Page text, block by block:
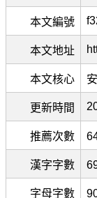
本文編號
本文地址
本文核心
更新時間
推薦次數
漢字字數
字母字數